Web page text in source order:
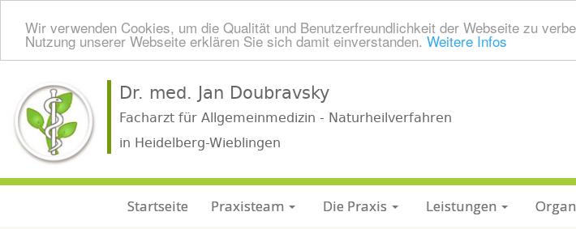
Wir verwenden Cookies, um die Qualität und Benutzerfreundlichkeit der Webseite zu
Nutzung unserer Webseite erklären Sie sich damit einverstanden. Weitere Infos
Dr. med. Jan Doubravsky
Facharzt für Allgemeinmedizin - Naturheilverfahren
in Heidelberg-Wieblingen
Startseite Praxisteam Die Praxis Leistungen